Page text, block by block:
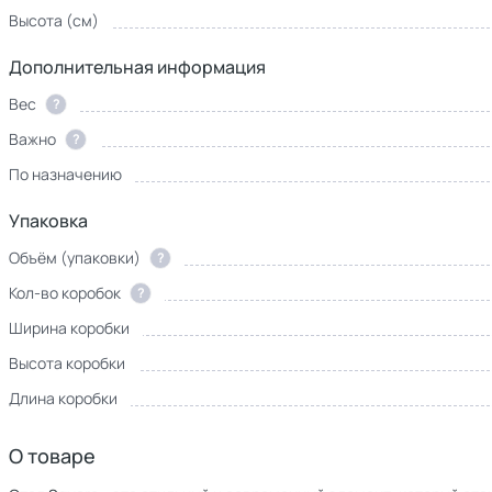
Высота (см)
Дополнительная информация
Вес ?
Важно
?
По назначению
Упаковка
Объём (упаковки) ?
Кол-во коробок
?
Ширина коробки
Высота коробки
Длина коробки
О товаре